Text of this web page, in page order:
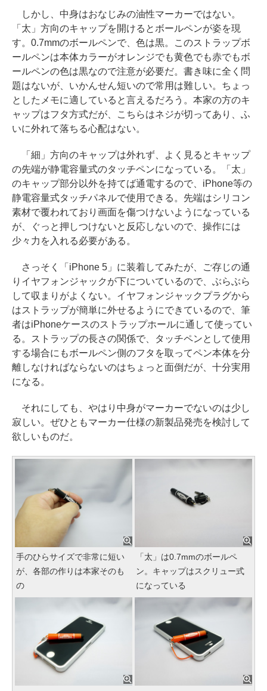
しかし、中身はおなじみの油性マーカーではない。
「太」方向のキャップを開けるとボールペンが姿を現
す。0.7mmのボールペンで、色は黒。このストラップボ
ールペンは本体カラーがオレンジでも黄色でも赤でもボ
ールペンの色は黒なので注意が必要だ。書き味に全く問
題はないが、いかんせん短いので常用は難しい。ちょっ
としたメモに適していると言えるだろう。本家の方のキ
ャップはフタ方式だが、こちらはネジが切ってあり、ふ
いに外れて落ちる心配はない。
「細」方向のキャップは外れず、よく見るとキャップ
の先端が静電容量式のタッチペンになっている。「太」
のキャップ部分以外を持てば通電するので、iPhone等の
静電容量式タッチパネルで使用できる。先端はシリコン
素材で覆われており画面を傷つけないようになっている
が、ぐっと押しつけないと反応しないので、操作には
少々力を入れる必要がある。
さっそく「iPhone 5」に装着してみたが、ご存じの通
りイヤフォンジャックが下についているので、ぶらぶら
して収まりがよくない。イヤフォンジャックプラグから
はストラップが簡単に外せるようにできているので、筆
者はiPhoneケースのストラップホールに通して使ってい
る。ストラップの長さの関係で、タッチペンとして使用
する場合にもボールペン側のフタを取ってペン本体を分
離しなければならないのはちょっと面倒だが、十分実用
になる。
それにしても、やはり中身がマーカーでないのは少し
寂しい。ぜひともマーカー仕様の新製品発売を検討して
欲しいものだ。
手のひらサイズで非常に短い
が、各部の作りは本家そのも
の
「太」は0.7mmのボールペ
ン。キャップはスクリュー式
になっている